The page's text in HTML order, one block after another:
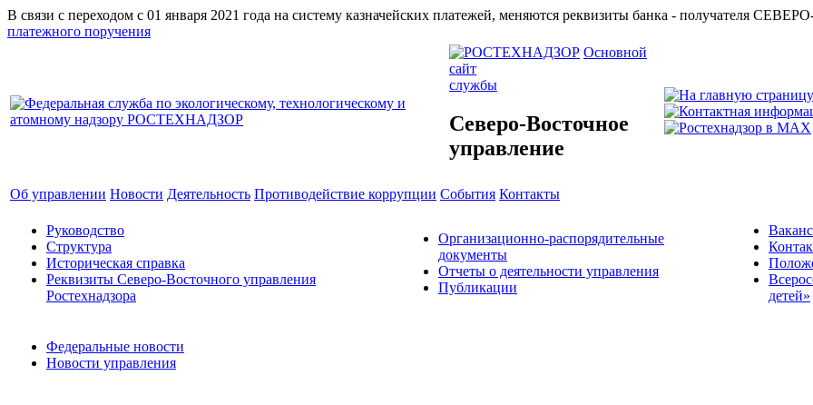
В связи с переходом с 01 января 2021 года на систему казначейских платежей, меняются реквизиты банка -
платежного поручения
Основной
сайт
службы
Северо-Восточное
управление
Об управлении Новости Деятельность Противодействие коррупции События Контакты
Руководство
Структура
Историческая справка
Реквизиты Северо-Восточного управления
Ростехнадзора
Организационно-распорядительные
документы
Отчеты о деятельности управления
Публикации
детей»
Федеральные новости
Новости управления